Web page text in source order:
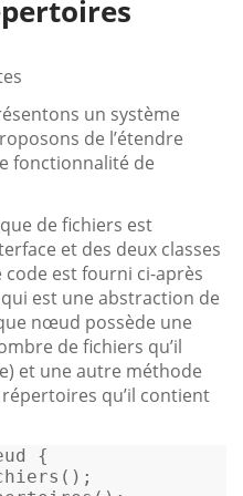
un système
de l’étendre
fonctionnalité de
de fichiers est
et des deux classes
code est fourni ci-après
est une abstraction de
nœud possède une
de fichiers qu’il
et une autre méthode
qu’il contient
{
() ;